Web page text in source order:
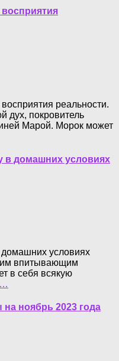
реальности.
дух, покровитель
Марой. Морок может
в домашних условиях
домашних условиях
впитывающим
в себя всякую
…
на ноябрь 2023 года